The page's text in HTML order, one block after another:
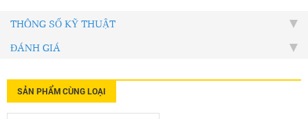
THÔNG SỐ KỸ THUẬT
ĐÁNH GIÁ
SẢN PHẨM CÙNG LOẠI